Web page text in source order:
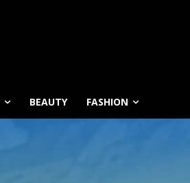
BEAUTY FASHION